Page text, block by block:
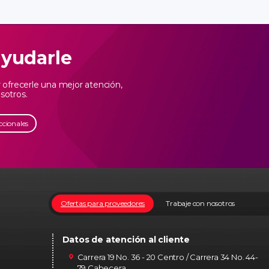
una mejor atención,
Trabaje con nosotros
Ofertas para proveedores
Datos de atención al cliente
Carrera 19 No. 36 - 20 Centro / Carrera 34 No. 44-